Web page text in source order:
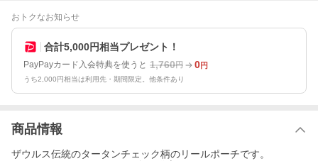
おトクなお知らせ
合計5,000円相当プレゼント！
PayPayカード入会特典を使うと 1,760円 0円
うち2,000円相当は利用先・期間限定。他条件あり
商品情報
ザウルス伝統のタータンチェック柄のリールポーチです。